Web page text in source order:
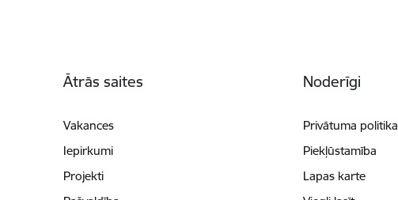
Ātrās saites
Vakances
Iepirkumi
Projekti
Noderīgi
Privātuma politika
Piekļūstamība
Lapas karte